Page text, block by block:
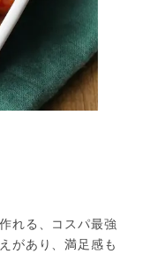
れる、コスパ最強
があり、満足感も